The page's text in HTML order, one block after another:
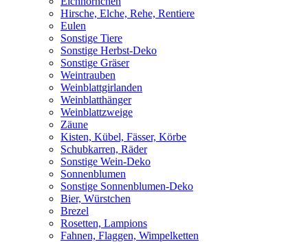
Hirsche, Elche, Rehe, Rentiere
Eulen
Sonstige Tiere
Sonstige Herbst-Deko
Sonstige Gräser
Weintrauben
Weinblattgirlanden
Weinblatthänger
Weinblattzweige
Zäune
Kisten, Kübel, Fässer, Körbe
Schubkarren, Räder
Sonstige Wein-Deko
Sonnenblumen
Sonstige Sonnenblumen-Deko
Bier, Würstchen
Brezel
Rosetten, Lampions
Fahnen, Flaggen, Wimpelketten